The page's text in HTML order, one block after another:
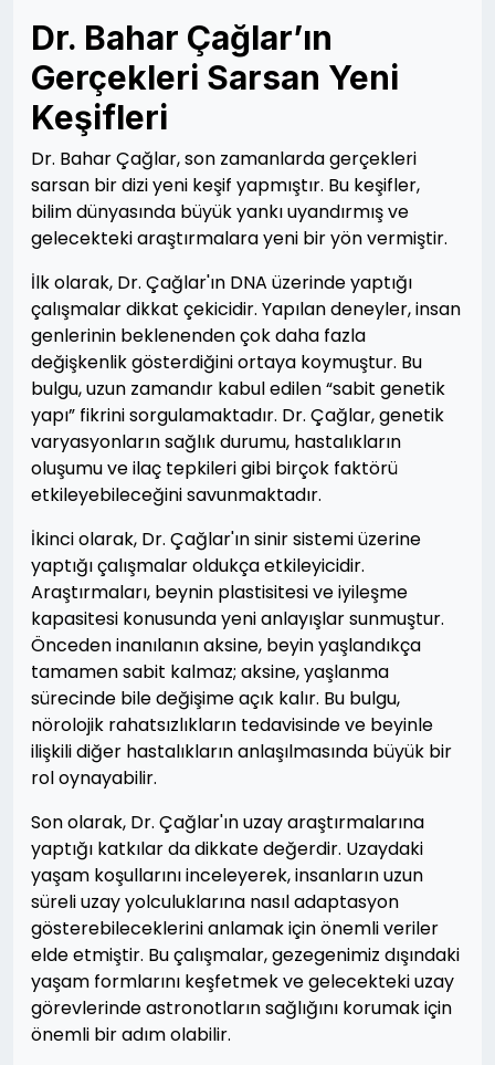
Dr. Bahar Çağlar’ın
Gerçekleri Sarsan Yeni
Keşifleri
Dr. Bahar Çağlar, son zamanlarda gerçekleri
sarsan bir dizi yeni keşif yapmıştır. Bu keşifler,
bilim dünyasında büyük yankı uyandırmış ve
gelecekteki araştırmalara yeni bir yön vermiştir.
İlk olarak, Dr. Çağlar'ın DNA üzerinde yaptığı
çalışmalar dikkat çekicidir. Yapılan deneyler, insan
genlerinin beklenenden çok daha fazla
değişkenlik gösterdiğini ortaya koymuştur. Bu
bulgu, uzun zamandır kabul edilen “sabit genetik
yapı” fikrini sorgulamaktadır. Dr. Çağlar, genetik
varyasyonların sağlık durumu, hastalıkların
oluşumu ve ilaç tepkileri gibi birçok faktörü
etkileyebileceğini savunmaktadır.
İkinci olarak, Dr. Çağlar'ın sinir sistemi üzerine
yaptığı çalışmalar oldukça etkileyicidir.
Araştırmaları, beynin plastisitesi ve iyileşme
kapasitesi konusunda yeni anlayışlar sunmuştur.
Önceden inanılanın aksine, beyin yaşlandıkça
tamamen sabit kalmaz; aksine, yaşlanma
sürecinde bile değişime açık kalır. Bu bulgu,
nörolojik rahatsızlıkların tedavisinde ve beyinle
ilişkili diğer hastalıkların anlaşılmasında büyük bir
rol oynayabilir.
Son olarak, Dr. Çağlar'ın uzay araştırmalarına
yaptığı katkılar da dikkate değerdir. Uzaydaki
yaşam koşullarını inceleyerek, insanların uzun
süreli uzay yolculuklarına nasıl adaptasyon
gösterebileceklerini anlamak için önemli veriler
elde etmiştir. Bu çalışmalar, gezegenimiz dışındaki
yaşam formlarını keşfetmek ve gelecekteki uzay
görevlerinde astronotların sağlığını korumak için
önemli bir adım olabilir.